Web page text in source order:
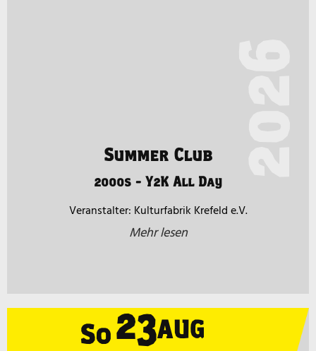
Summer Club
2000s - Y2K All Day
Kulturfabrik Krefeld e.V.
Mehr lesen
So23AUG